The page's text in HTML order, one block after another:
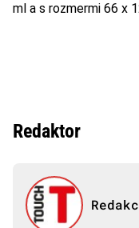
ml a s rozmermi 66 x
Redaktor